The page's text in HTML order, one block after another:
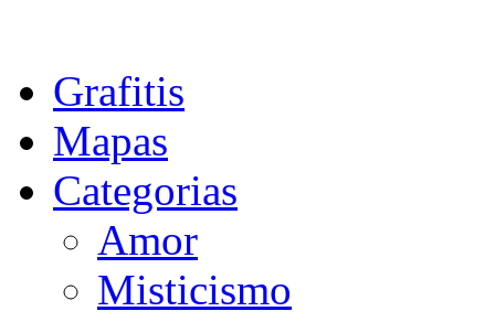
Grafitis
Mapas
Categorias
Amor
Misticismo